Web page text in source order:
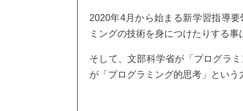
2020年4月から始まる新学習指導
ミングの技術を身につけたりする
そして、文部科学省が「プログラ
が「プログラミング的思考」という